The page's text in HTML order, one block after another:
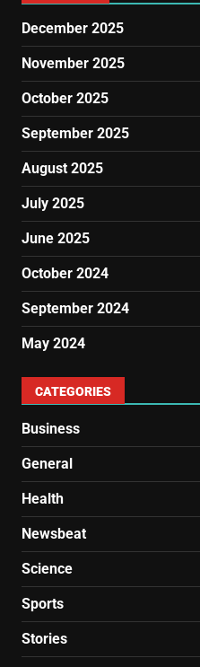
December 2025
November 2025
October 2025
September 2025
August 2025
July 2025
June 2025
October 2024
September 2024
May 2024
CATEGORIES
Business
General
Health
Newsbeat
Science
Sports
Stories